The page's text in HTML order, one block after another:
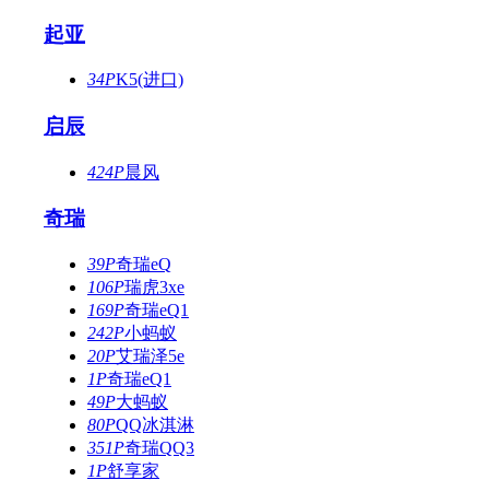
起亚
34PK5(进口)
启辰
424P晨风
奇瑞
39P奇瑞eQ
106P瑞虎3xe
169P奇瑞eQ1
242P小蚂蚁
20P艾瑞泽5e
1P奇瑞eQ1
49P大蚂蚁
80PQQ冰淇淋
351P奇瑞QQ3
1P舒享家